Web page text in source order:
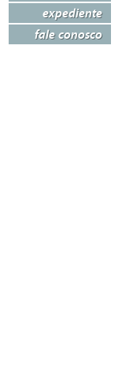
expediente
fale conosco